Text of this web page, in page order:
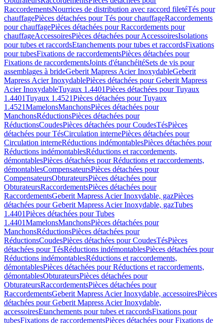
RaccordementsNourrices de distribution avec raccord filetéTés pour
chauffagePièces détachées pour Tés pour chauffageRaccordements
pour chauffagePièces détachées pour Raccordements pour
chauffageAccessoiresPièces détachées pour AccessoiresIsolations
pour tubes et raccordsEtanchements pour tubes et raccordsFixations
pour tubesFixations de raccordementsPièces détachées pour
Fixations de raccordementsJoints d'étanchéitéSets de vis pour
assemblages à brideGeberit Mapress Acier InoxydableGeberit
Mapress Acier InoxydablePièces détachées pour Geberit Mapress
Acier InoxydableTuyaux 1.4401Pièces détachées pour Tuyaux
1.4401Tuyaux 1.4521Pièces détachées pour Tuyaux
1.4521MamelonsManchonsPièces détachées pour
ManchonsRéductionsPièces détachées pour
RéductionsCoudesPièces détachées pour CoudesTésPièces
détachées pour TésCirculation internePièces détachées pour
Circulation interneRéductions indémontablesPièces détachées pour
Réductions indémontablesRéductions et raccordements,
démontablesPièces détachées pour Réductions et raccordements,
démontablesCompensateursPièces détachées pour
CompensateursObturateursPièces détachées pour
ObturateursRaccordementsPièces détachées pour
RaccordementsGeberit Mapress Acier Inoxydable, gazPièces
détachées pour Geberit Mapress Acier Inoxydable, gazTubes
1.4401Pièces détachées pour Tubes
1.4401MamelonsManchonsPièces détachées pour
ManchonsRéductionsPièces détachées pour
RéductionsCoudesPièces détachées pour CoudesTésPièces
détachées pour TésRéductions indémontablesPièces détachées pour
Réductions indémontablesRéductions et raccordements,
démontablesPièces détachées pour Réductions et raccordements,
démontablesObturateursPièces détachées pour
ObturateursRaccordementsPièces détachées pour
RaccordementsGeberit Mapress Acier Inoxydable, accessoiresPièces
détachées pour Geberit Mapress Acier Inoxydable,
accessoiresEtanchements pour tubes et raccordsFixations pour
tubesFixations de raccordementsPièces détachées pour Fixations de